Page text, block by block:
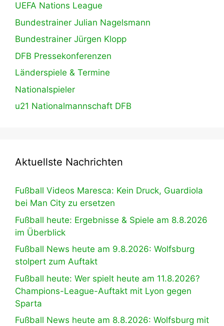
UEFA Nations League
Bundestrainer Julian Nagelsmann
Bundestrainer Jürgen Klopp
DFB Pressekonferenzen
Länderspiele & Termine
Nationalspieler
u21 Nationalmannschaft DFB
Aktuellste Nachrichten
Fußball Videos Maresca: Kein Druck, Guardiola
bei Man City zu ersetzen
Fußball heute: Ergebnisse & Spiele am 8.8.2026
im Überblick
Fußball News heute am 9.8.2026: Wolfsburg
stolpert zum Auftakt
Fußball heute: Wer spielt heute am 11.8.2026?
Champions-League-Auftakt mit Lyon gegen
Sparta
Fußball News heute am 8.8.2026: Wolfsburg mit